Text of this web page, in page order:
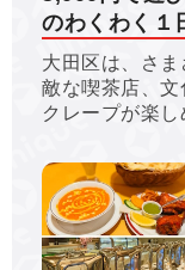
のわくわく１
大田区は、さ
敵な喫茶店、
クレープが楽